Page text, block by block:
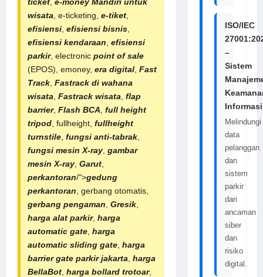
wisata , e-ticketing, e-tiket
efisiensi efisiensi bisnis
efisiensi kendaraan efisiensi
parkir, electronic point of sale
(EPOS), emoney, era digital Fast
Track Fastrack di wahana
wisata Fastrack wisata flap
barrier, Flash BCA full height
tripod , fullheight, fullheight
turnstile fungsi anti-tabrak
fungsi mesin X-ray gambar
mesin X-ray Garut
perkantoran/">gedung
perkantoran , gerbang otomatis,
gerbang pengaman Gresik
harga alat parkir, harga
automatic gate harga
automatic sliding gate harga
barrier gate parkir jakarta harga
BellaBot harga bollard trotoar,
ISO/IEC
–
Sistem
Informasi
Melindungi
data
pelanggan
dan
sistem
parkir
dari
ancaman
siber
dan
risiko
digital.